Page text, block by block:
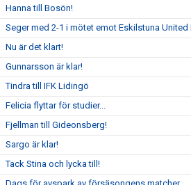
Hanna till Bosön!
Seger med 2-1 i mötet emot Eskilstuna United
Nu är det klart!
Gunnarsson är klar!
Tindra till IFK Lidingö
Felicia flyttar för studier...
Fjellman till Gideonsberg!
Sargo är klar!
Tack Stina och lycka till!